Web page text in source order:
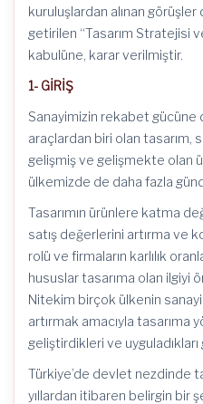
kuruluşlardan alınan
getirilen “Tasarım Stratejisi
kabulüne, karar verilmiştir.
1- GİRİŞ
Sanayimizin rekabet
araçlardan biri olan tasarım,
gelişmiş ve gelişmekte olan
ülkemizde de daha fazla
Tasarımın ürünlere katma
satış değerlerini artırma ve
rolü ve firmaların karlılık
hususlar tasarıma olan ilgiyi
Nitekim birçok ülkenin
artırmak amacıyla
geliştirdikleri ve
Türkiye’de devlet nezdinde
yıllardan itibaren belirgin bir